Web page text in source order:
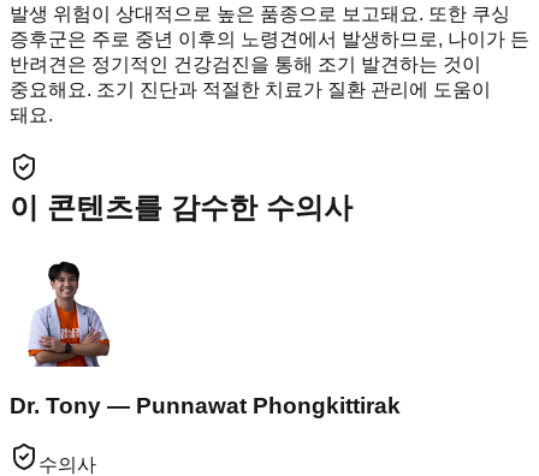
발생 위험이 상대적으로 높은 품종으로 보고돼요. 또한 쿠싱
증후군은 주로 중년 이후의 노령견에서 발생하므로, 나이가 든
반려견은 정기적인 건강검진을 통해 조기 발견하는 것이
중요해요. 조기 진단과 적절한 치료가 질환 관리에 도움이
돼요.
이 콘텐츠를 감수한 수의사
Dr. Tony — Punnawat Phongkittirak
수의사